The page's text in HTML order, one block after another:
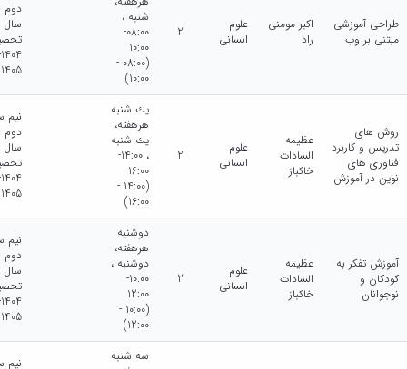
طراحی آموزشی
مبتنی بر وب
اکبر مومنی
راد
علوم
انسانی
2
شنبه ،
08:00-
10:00
(08:00 -
10:00)
دوم
سال
1405
روش های
تدریس و کاربرد
فناوری های
نوین در آموزش
عظیمه
السادات
خاکباز
علوم
انسانی
2
يك شنبه
هرهفته،
يك شنبه
، 14:00-
16:00
(14:00 -
16:00)
نیم
دوم
سال
1405
آموزش تفکر به
کودکان و
نوجوانان
عظیمه
السادات
خاکباز
علوم
انسانی
2
دوشنبه
هرهفته،
دوشنبه ،
10:00-
12:00
(10:00 -
12:00)
نیم
دوم
سال
1405
سه شنبه
نیم